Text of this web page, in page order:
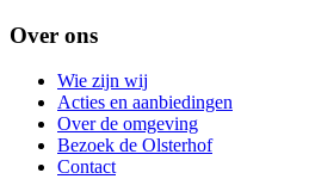
Over ons
Wie zijn wij
Acties en aanbiedingen
Over de omgeving
Bezoek de Olsterhof
Contact